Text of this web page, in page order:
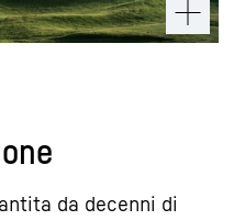
da decenni di